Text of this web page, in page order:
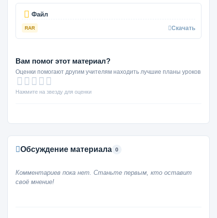
Файл
RAR Скачать
Вам помог этот материал?
Оценки помогают другим учителям находить лучшие планы уроков
Нажмите на звезду для оценки
Обсуждение материала 0
Комментариев пока нет. Станьте первым, кто оставит
своё мнение!